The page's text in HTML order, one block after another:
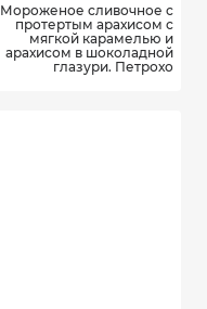
Мороженое сливочное с
протертым арахисом с
мягкой карамелью и
арахисом в шоколадной
глазури. Петрохо